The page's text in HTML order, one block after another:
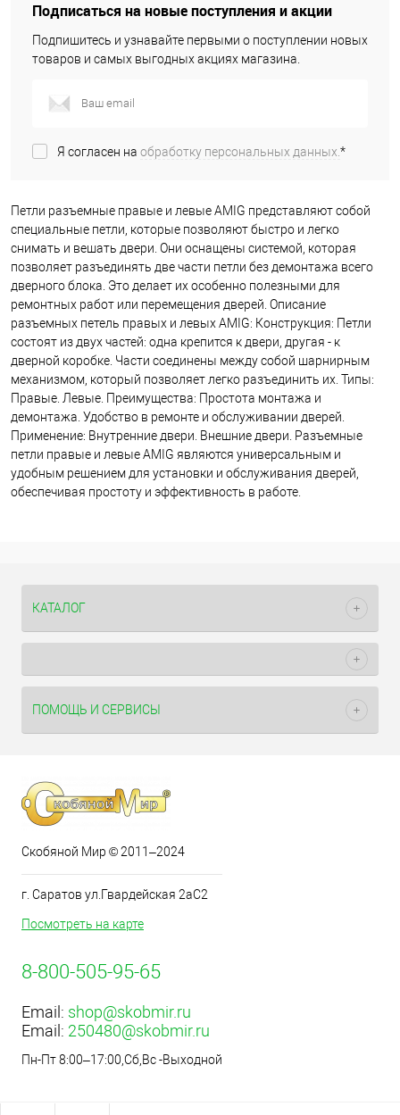
Подписаться на новые поступления и акции
Подпишитесь и узнавайте первыми о поступлении новых
товаров и самых выгодных акциях магазина.
Я согласен на обработку персональных данных.*
Петли разъемные правые и левые AMIG представляют собой
специальные петли, которые позволяют быстро и легко
снимать и вешать двери. Они оснащены системой, которая
позволяет разъединять две части петли без демонтажа всего
дверного блока. Это делает их особенно полезными для
ремонтных работ или перемещения дверей. Описание
разъемных петель правых и левых AMIG: Конструкция: Петли
состоят из двух частей: одна крепится к двери, другая - к
дверной коробке. Части соединены между собой шарнирным
механизмом, который позволяет легко разъединить их. Типы:
Правые. Левые. Преимущества: Простота монтажа и
демонтажа. Удобство в ремонте и обслуживании дверей.
Применение: Внутренние двери. Внешние двери. Разъемные
петли правые и левые AMIG являются универсальным и
удобным решением для установки и обслуживания дверей,
обеспечивая простоту и эффективность в работе.
КАТАЛОГ
ПОМОЩЬ И СЕРВИСЫ
Скобяной Мир © 2011–2024
г. Саратов ул.Гвардейская 2аС2
Посмотреть на карте
8-800-505-95-65
Email: shop@skobmir.ru
Email: 250480@skobmir.ru
Пн-Пт 8:00–17:00,Сб,Вс -Выходной